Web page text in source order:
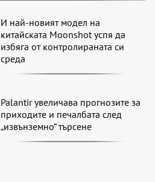
И най-новият модел на
китайската Moonshot успя да
избяга от контролираната си
среда
Palantir увеличава прогнозите за
приходите и печалбата след
„извънземно“ търсене